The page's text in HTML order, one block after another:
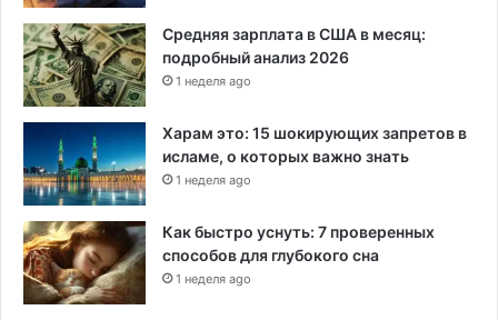
Средняя зарплата в США в месяц:
подробный анализ 2026
1 неделя ago
Харам это: 15 шокирующих запретов в
исламе, о которых важно знать
1 неделя ago
Как быстро уснуть: 7 проверенных
способов для глубокого сна
1 неделя ago